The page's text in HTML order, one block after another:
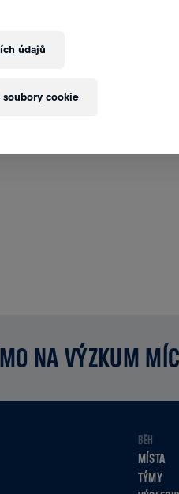
NA VÝZKUM
BĚH
MÍSTA
TÝMY
údajů
soubory cookie